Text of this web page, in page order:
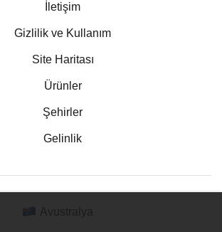
İletişim
Gizlilik ve Kullanım
Site Haritası
Ürünler
Şehirler
Gelinlik